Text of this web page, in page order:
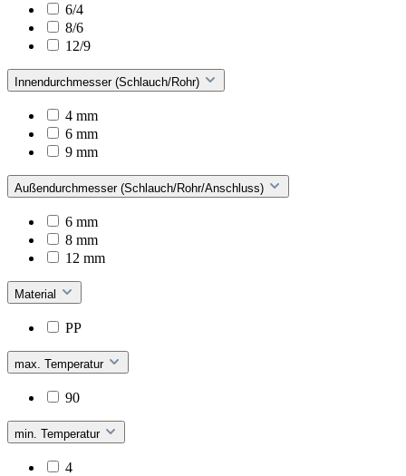
6/4
8/6
12/9
Innendurchmesser (Schlauch/Rohr)
4 mm
6 mm
9 mm
Außendurchmesser (Schlauch/Rohr/Anschluss)
6 mm
8 mm
12 mm
Material
PP
max. Temperatur
90
min. Temperatur
4